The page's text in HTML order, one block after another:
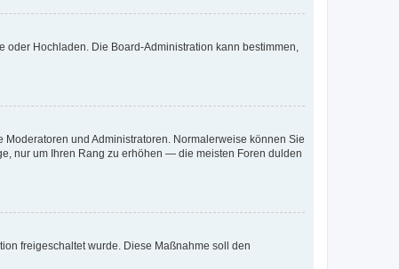
Hochladen. Die Board-Administration kann bestimmen,
und Administratoren. Normalerweise können Sie
nur um Ihren Rang zu erhöhen — die meisten Foren dulden
freigeschaltet wurde. Diese Maßnahme soll den